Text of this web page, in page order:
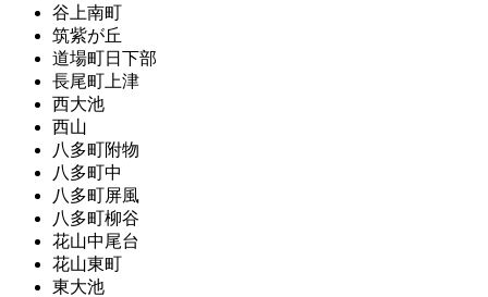
谷上南町
筑紫が丘
道場町日下部
長尾町上津
西大池
西山
八多町附物
八多町中
八多町屏風
八多町柳谷
花山中尾台
花山東町
東大池